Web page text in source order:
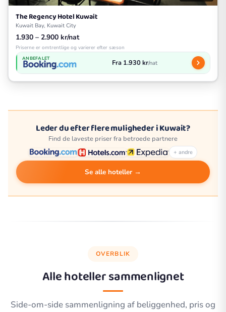
The Regency Hotel Kuwait
Kuwait Bay, Kuwait City
1.930 – 2.900 kr/nat
Priserne er omtrentlige og varierer efter sæson
ANBEFALET Fra 1.930 kr/nat
Leder du efter flere muligheder i Kuwait?
Find de laveste priser fra betroede partnere
+ andre
Se alle hoteller →
OVERBLIK
Alle hoteller sammenlignet
Side-om-side sammenligning af beliggenhed, pris og